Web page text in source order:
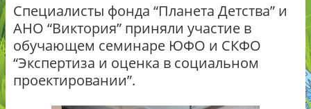
Специалисты фонда “Планета Детства” и
АНО “Виктория” приняли участие в
обучающем семинаре ЮФО и СКФО
“Экспертиза и оценка в социальном
проектировании”.